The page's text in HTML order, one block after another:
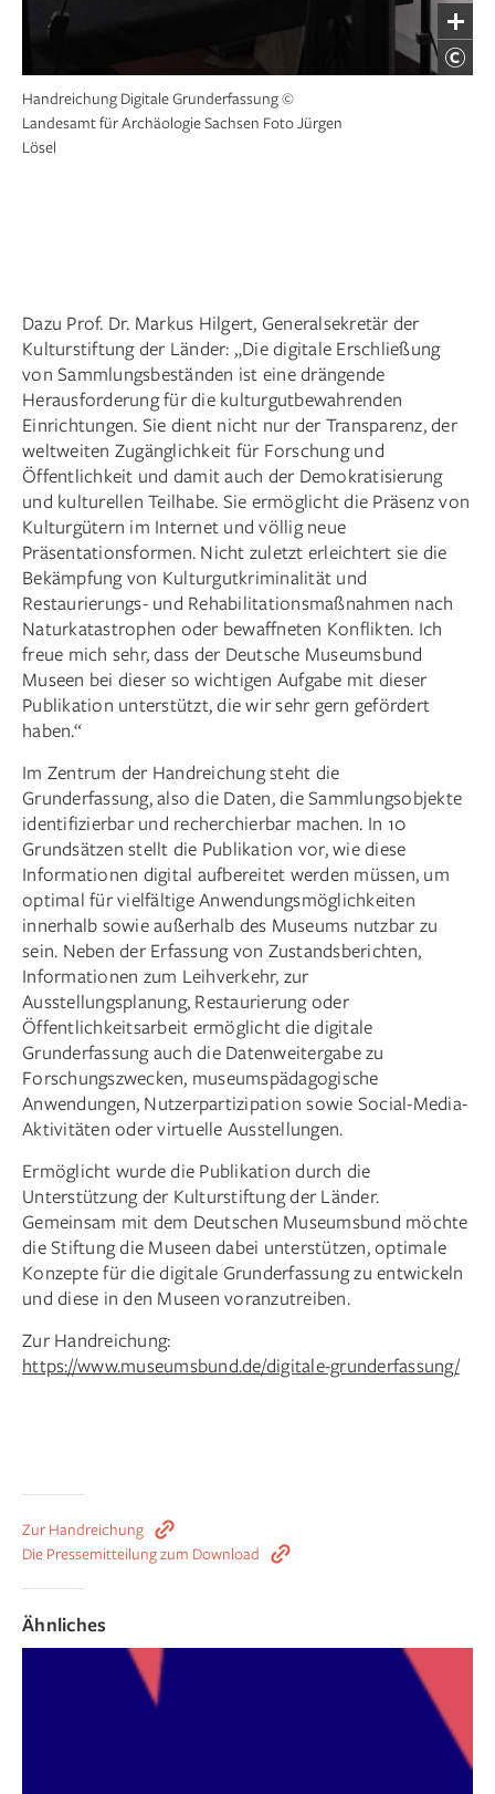
Handreichung Digitale Grunderfassung ©
Landesamt für Archäologie Sachsen Foto Jürgen
Lösel
Dazu Prof. Dr. Markus Hilgert, Generalsekretär der
Kulturstiftung der Länder: „Die digitale Erschließung
von Sammlungsbeständen ist eine drängende
Herausforderung für die kulturgutbewahrenden
Einrichtungen. Sie dient nicht nur der Transparenz, der
weltweiten Zugänglichkeit für Forschung und
Öffentlichkeit und damit auch der Demokratisierung
und kulturellen Teilhabe. Sie ermöglicht die Präsenz von
Kulturgütern im Internet und völlig neue
Präsentationsformen. Nicht zuletzt erleichtert sie die
Bekämpfung von Kulturgutkriminalität und
Restaurierungs- und Rehabilitationsmaßnahmen nach
Naturkatastrophen oder bewaffneten Konflikten. Ich
freue mich sehr, dass der Deutsche Museumsbund
Museen bei dieser so wichtigen Aufgabe mit dieser
Publikation unterstützt, die wir sehr gern gefördert
haben.“
Im Zentrum der Handreichung steht die
Grunderfassung, also die Daten, die Sammlungsobjekte
identifizierbar und recherchierbar machen. In 10
Grundsätzen stellt die Publikation vor, wie diese
Informationen digital aufbereitet werden müssen, um
optimal für vielfältige Anwendungsmöglichkeiten
innerhalb sowie außerhalb des Museums nutzbar zu
sein. Neben der Erfassung von Zustandsberichten,
Informationen zum Leihverkehr, zur
Ausstellungsplanung, Restaurierung oder
Öffentlichkeitsarbeit ermöglicht die digitale
Grunderfassung auch die Datenweitergabe zu
Forschungszwecken, museumspädagogische
Anwendungen, Nutzerpartizipation sowie Social-Media-
Aktivitäten oder virtuelle Ausstellungen.
Ermöglicht wurde die Publikation durch die
Unterstützung der Kulturstiftung der Länder.
Gemeinsam mit dem Deutschen Museumsbund möchte
die Stiftung die Museen dabei unterstützen, optimale
Konzepte für die digitale Grunderfassung zu entwickeln
und diese in den Museen voranzutreiben.
Zur Handreichung:
https://www.museumsbund.de/digitale-grunderfassung/
Zur Handreichung
Die Pressemitteilung zum Download
Ähnliches